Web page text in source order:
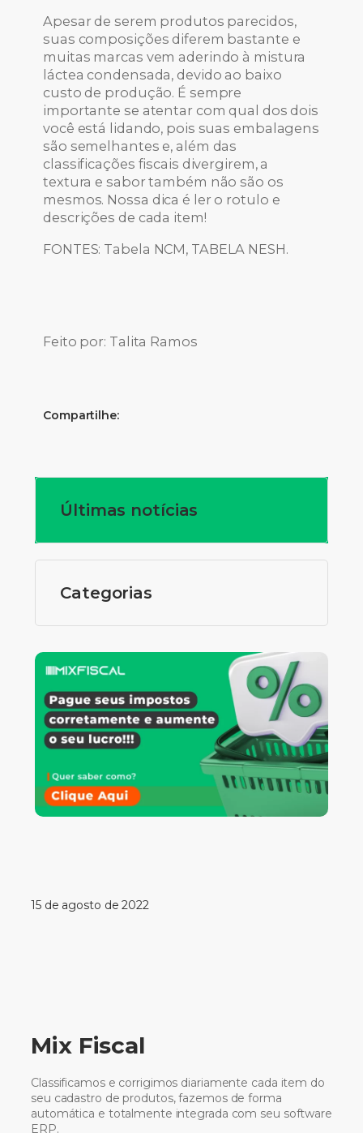
Apesar de serem produtos parecidos,
suas composições diferem bastante e
muitas marcas vem aderindo à mistura
láctea condensada, devido ao baixo
custo de produção. É sempre
importante se atentar com qual dos dois
você está lidando, pois suas embalagens
são semelhantes e, além das
classificações fiscais divergirem, a
textura e sabor também não são os
mesmos. Nossa dica é ler o rotulo e
descrições de cada item!
FONTES: Tabela NCM, TABELA NESH.
Feito por: Talita Ramos
Compartilhe:
Últimas notícias
Categorias
15 de agosto de 2022
Mix Fiscal
Classificamos e corrigimos diariamente cada item do
seu cadastro de produtos, fazemos de forma
automática e totalmente integrada com seu software
ERP.